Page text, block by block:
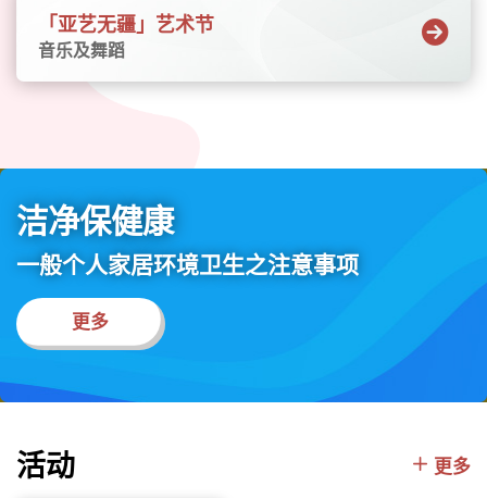
满活力的氛围中体验多元文化。嘉年华同时亦
呈献「盛礼荟萃——民族文化展览」，透过来自
不同国家和地区的编织品、特色手工艺品、照
术节的节目及活动资讯，请浏览以下网站—亚
艺无疆 Asia+ 2026日期︰2026年9月至11月节
目详情︰节目一览表购票资讯︰节目门票于7月
23日（星期四）起在各城市售票网售票处、自
助售票机、网页、流动购票应用程式URBTIX及
电话购票热线（3166 1288）发售专题网站︰
https://www.asiaplus.gov.hk/2026/sc/
「亚艺无疆」艺术节
音乐及舞蹈
洁净保健康
一般个人家居环境卫生之注意事项
更多
活动 更多